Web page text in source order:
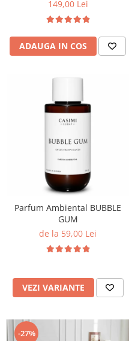
149,00 Lei
ADAUGA IN COS
Parfum Ambiental BUBBLE
GUM
de la 59,00 Lei
VEZI VARIANTE
-27%